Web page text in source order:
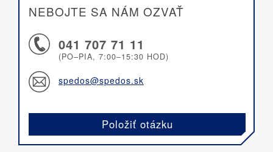
NEBOJTE SA NÁM OZVAŤ
041 707 71 11
(PO–PIA, 7:00–15:30 HOD)
spedos@spedos.sk
Položiť otázku